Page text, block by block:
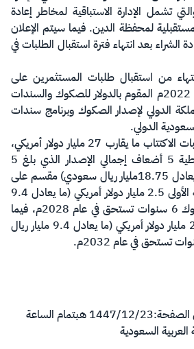
تشمل الإدارة الاستباقية لمخاطر إعادة
لمحفظة الدين. فيما سيتم الإعلان
بعد انتهاء فترة استقبال الطلبات في
من استقبال طلبات المستثمرين على
الإصدار الدولي الأول لعام 2022م المقوم بالدولار للصكوك والسندات
الدولي لإصدار الصكوك وبرنامج سندات
الدولي.
ووصل إجمالي حجم طلبات الاكتتاب ما يقارب 27 مليار دولار أمريكي،
حيث تجاوزت نسبة التغطية 5 أضعاف إجمالي الإصدار الذي بلغ 5
مليارات دولار أمريكي (ما يعادل 18.75مليار ريال سعودي) مقسم على
شريحتين. بلغت الشريحة الأولى 2.5 مليار دولار أمريكي (ما يعادل 9.4
مليار ريال سعودي) لصكوك 6 سنوات تستحق في عام 2028م، فيما
بلغت الشريحة الثانية 2.5 مليار دولار أمريكي (ما يعادل 9.4 مليار ريال
الصفحة:23‏/12‏/1447 هـ
بتمام الساعة
السعودية